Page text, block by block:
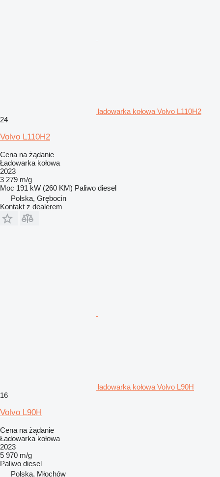
ładowarka kołowa Volvo L110H2
24
Volvo L110H2
Cena na żądanie
Ładowarka kołowa
2023
3 279 m/g
Moc 191 kW (260 KM) Paliwo diesel
Polska, Grębocin
Kontakt z dealerem
ładowarka kołowa Volvo L90H
16
Volvo L90H
Cena na żądanie
Ładowarka kołowa
2023
5 970 m/g
Paliwo diesel
Polska, Młochów